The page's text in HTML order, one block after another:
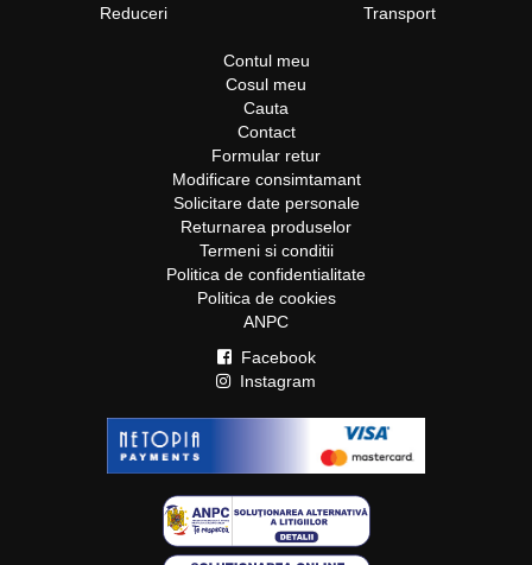
Reduceri
Transport
Contul meu
Cosul meu
Cauta
Contact
Formular retur
Modificare consimtamant
Solicitare date personale
Returnarea produselor
Termeni si conditii
Politica de confidentialitate
Politica de cookies
ANPC
Facebook
Instagram